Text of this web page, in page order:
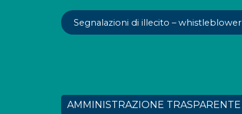
Segnalazioni di illecito – whistleblower
AMMINISTRAZIONE TRASPARENTE